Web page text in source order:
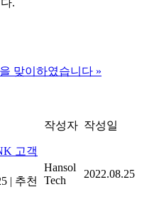
.
맞이하였습니다 »
작성자 작성일
고객
| 추천
Hansol
Tech
2022.08.25